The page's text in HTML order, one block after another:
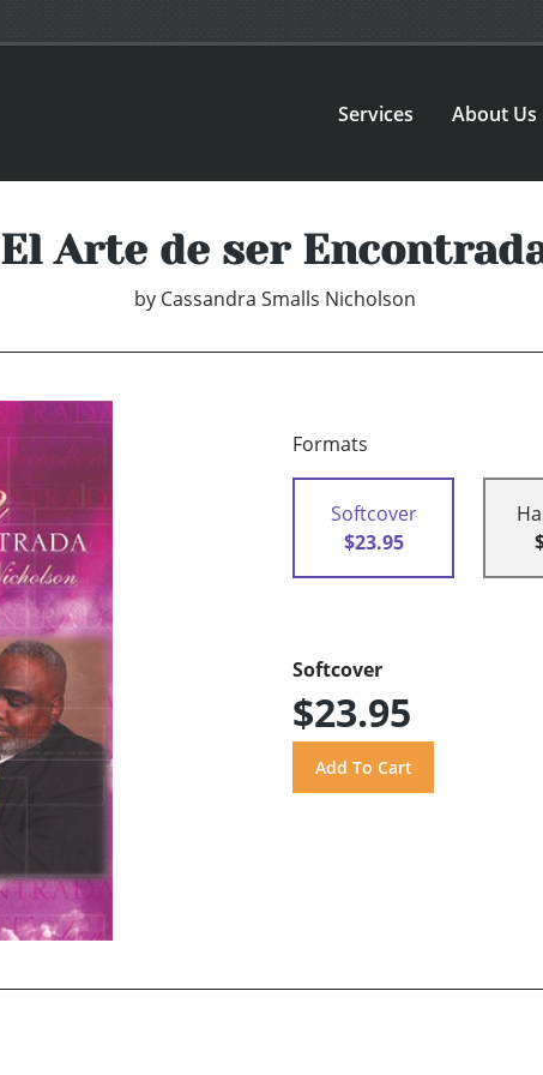
Services About Us
El Arte de ser
by Cassandra Smalls Nicholson
Formats
Softcover
$23.95
Softcover
$23.95